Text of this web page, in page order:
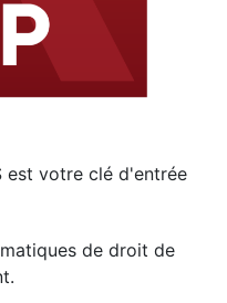
est votre clé d'entrée
de droit de